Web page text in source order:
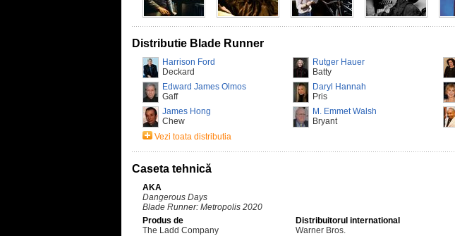
Distributie Blade Runner
Harrison Ford
Deckard
Rutger Hauer
Batty
Edward James Olmos
Gaff
Daryl Hannah
Pris
James Hong
Chew
M. Emmet Walsh
Bryant
Vezi toata distributia
Caseta tehnică
AKA
Dangerous Days
Blade Runner: Metropolis 2020
Produs de
The Ladd Company
Distribuitorul international
Warner Bros.